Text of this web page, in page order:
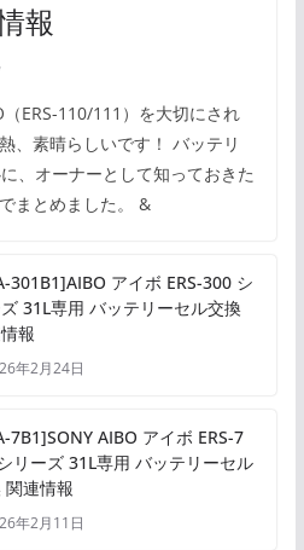
報
ERS-110/111）を大切にされ
、素晴らしいです！ バッテリ
、オーナーとして知っておきた
まとめました。 &
301B1]AIBO アイボ ERS-300 シ
ズ 31L専用 バッテリーセル交換
報
年2月24日
7B1]SONY AIBO アイボ ERS-7
リーズ 31L専用 バッテリーセル
関連情報
年2月11日